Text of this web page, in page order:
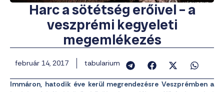
Harc a sötétség erőivel – a
veszprémi kegyeleti
megemlékezés
február 14, 2017 tabularium
Immáron, hatodik éve kerül megrendezésre Veszprémben a